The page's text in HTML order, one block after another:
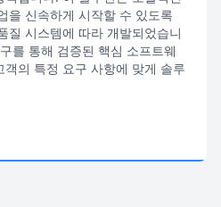
을 신속하게 시작할 수 있도록
질 시스템에 따라 개발되었습니
를 통해 검증된 핵심 소프트웨
의 특정 요구 사항에 맞게 솔루